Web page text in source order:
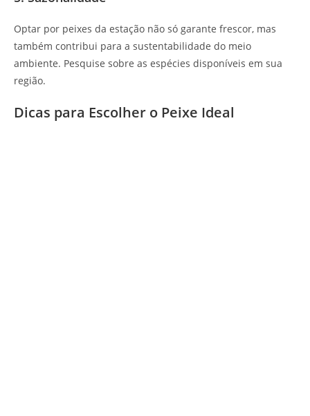
Optar por peixes da estação não só garante frescor, mas
também contribui para a sustentabilidade do meio
ambiente. Pesquise sobre as espécies disponíveis em sua
região.
Dicas para Escolher o Peixe Ideal